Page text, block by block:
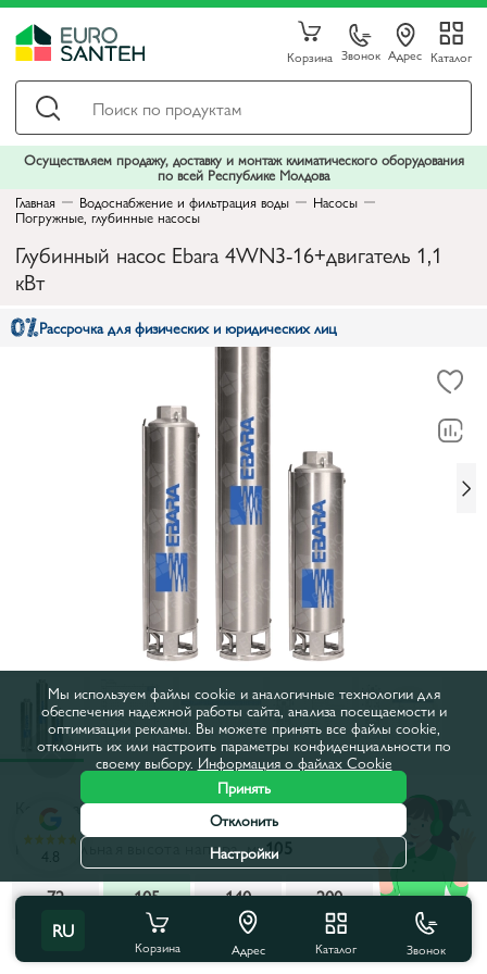
Корзина Звонок Адрес Каталог
Осуществляем продажу, доставку и монтаж климатического оборудования
по всей Республике Молдова
Главная
Водоснабжение и фильтрация воды Насосы
Погружные, глубинные насосы
Глубинный насос Ebara 4WN3-16+двигатель 1,1
кВт
Рассрочка для физических и юридических лиц
Код товара:16414
Максимальная высота напора, м:105
72
105 140
200
Все характеристики
С этим товаром покупают
RU
Корзина Адрес Каталог Звонок
4.8
Мы используем файлы cookie и аналогичные технологии для
обеспечения надежной работы сайта, анализа посещаемости и
оптимизации рекламы. Вы можете принять все файлы cookie,
отклонить их или настроить параметры конфиденциальности по
своему выбору. Информация о файлах Cookie
Принять
Отклонить
Настройки